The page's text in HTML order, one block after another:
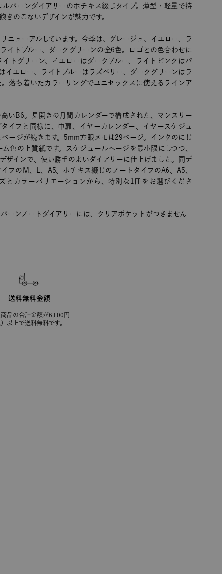
バーンダイアリーのホチキス綴じタイプ。薄型・軽量で持
きのこないデザインが魅力です。
ニューアルしています。今季は、グレージュ、イエロー、ラ
イトブルー、ダークグリーンの全6色。ロゴとの色合わせに
トグリーン、イエローはダークブルー、ライトピンクはパ
イエロー、ライトブルーはラズベリー、ダークグリーンはラ
落ち着いたカラーリングでユニセックスに使えるラインア
いB6。見開きの月間カレンダーで構成された、マンスリー
イプと同様に、中扉、イヤーカレンダー、イヤースケジュ
ージが続きます。5mm方眼メモは29ページ。インクのにじ
色の上質紙です。スケジュールページを最小限にしつつ、
ザインで、使い勝手のよいダイアリーに仕上げました。同デ
プのM、L、A5、ホチキス綴じのノートタイプのA6、A5、
とカラーバリエーションから、特別な1冊をお選びくださ
ーンノートダイアリーには、クリアポケットがつきません
送料無料金額
品の合計金額が6,000円
以上で送料無料です。